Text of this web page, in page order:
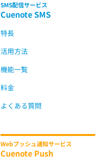
SMS配信サービス
Cuenote SMS
特長
活用方法
機能一覧
料金
よくある質問
Webプッシュ通知サービス
Cuenote Push